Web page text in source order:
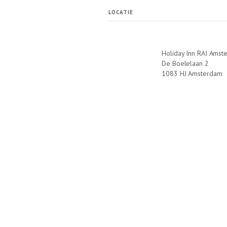
LOCATIE
Holiday Inn RAI
De Boelelaan 2
1083 HJ Amsterdam